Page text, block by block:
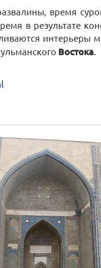
время
в результате
Востока
0 1007